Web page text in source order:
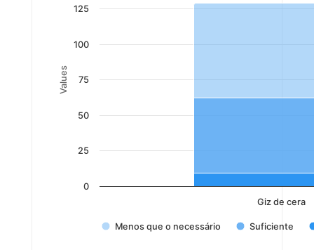
Values
Menos que o necessário Suficiente
Giz de cera
0
25
50
75
100
125